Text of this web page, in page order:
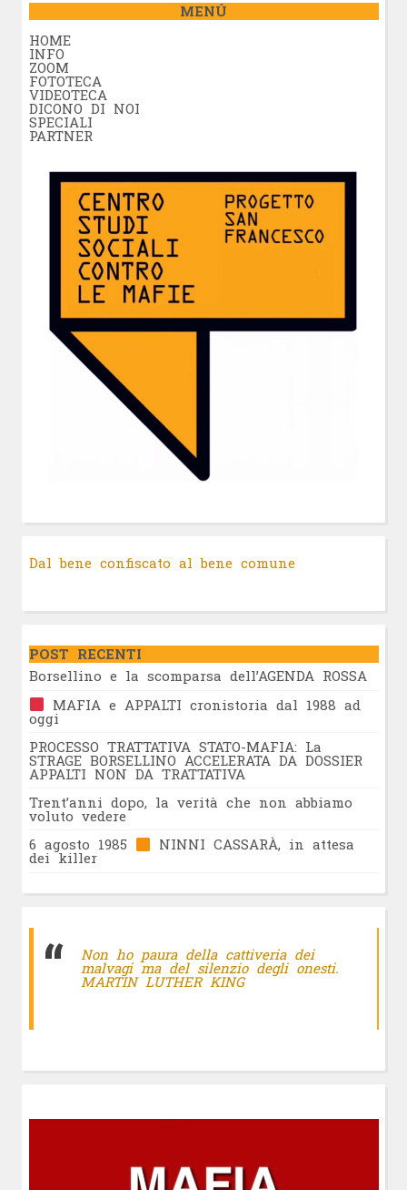
MENÚ
HOME
INFO
ZOOM
FOTOTECA
VIDEOTECA
DICONO DI NOI
SPECIALI
PARTNER
Dal bene confiscato al bene comune
POST RECENTI
Borsellino e la scomparsa dell’AGENDA ROSSA
MAFIA e APPALTI cronistoria dal 1988 ad
oggi
PROCESSO TRATTATIVA STATO-MAFIA: La
STRAGE BORSELLINO ACCELERATA DA DOSSIER
APPALTI NON DA TRATTATIVA
Trent’anni dopo, la verità che non abbiamo
voluto vedere
6 agosto 1985
NINNI CASSARÀ, in attesa
dei killer
Non ho paura della cattiveria dei
malvagi ma del silenzio degli onesti.
MARTIN LUTHER KING